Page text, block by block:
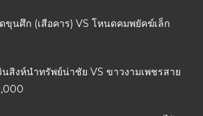
ขุนศึก (เสือคาร) VS โหนดคมพยัคฆ์เล็ก
สิงห์นำทรัพย์น่าชัย VS ขาวงามเพชรสาย